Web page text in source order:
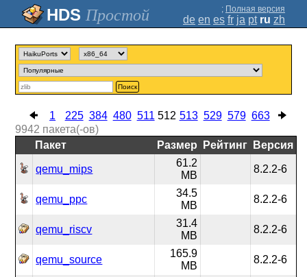
Простой ; Полная версия
de en es fr ja pt ru zh
Поиск
1 225 384 480 511 512 513 529 579 663
9942 пакета(-ов)
Пакет
Размер Рейтинг Версия
qemu_mips
61.2
MB
8.2.2-6
qemu_ppc
34.5
MB
8.2.2-6
qemu_riscv
31.4
MB
8.2.2-6
qemu_source
165.9
MB
8.2.2-6